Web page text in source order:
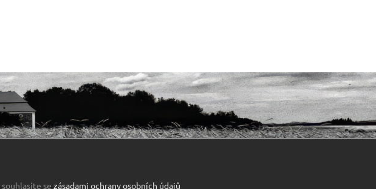
se zásadami ochrany osobních údajů